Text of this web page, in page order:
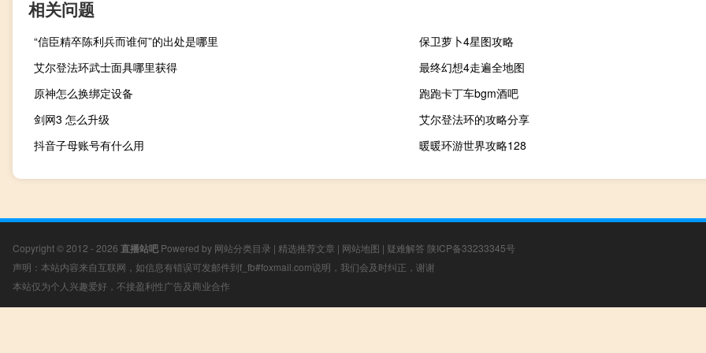
相关问题
“信臣精卒陈利兵而谁何”的出处是哪里
保卫萝卜4星图攻略
艾尔登法环武士面具哪里获得
最终幻想4走遍全地图
原神怎么换绑定设备
跑跑卡丁车bgm酒吧
剑网3 怎么升级
艾尔登法环的攻略分享
抖音子母账号有什么用
暖暖环游世界攻略128
Copyright © 2012 - 2026 直播站吧 Powered by 网站分类目录 | 精选推荐文章 | 网站地图 | 疑难解答 陕ICP备33233345号
声明：本站内容来自互联网，如信息有错误可发邮件到f_fb#foxmail.com说明，我们会及时纠正，谢谢
本站仅为个人兴趣爱好，不接盈利性广告及商业合作